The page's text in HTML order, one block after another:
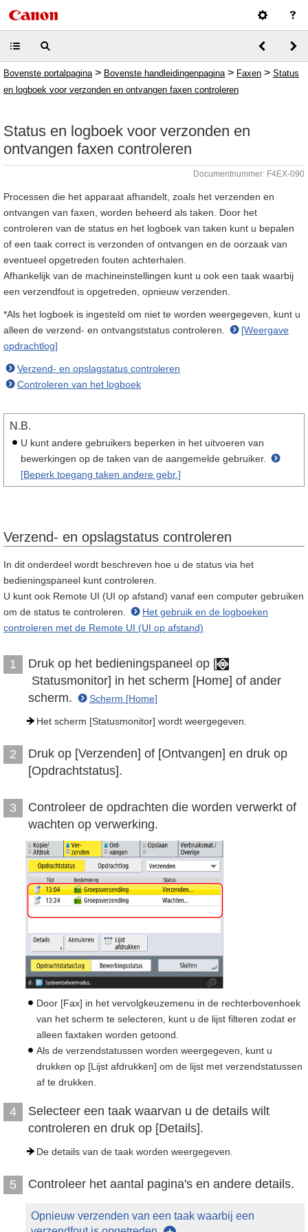
Bovenste portalpagina > Bovenste handleidingenpagina > Faxen > Status
en logboek voor verzonden en ontvangen faxen controleren
Status en logboek voor verzonden en
ontvangen faxen controleren
Documentnummer: F4EX-090
Processen die het apparaat afhandelt, zoals het verzenden en
ontvangen van faxen, worden beheerd als taken. Door het
controleren van de status en het logboek van taken kunt u bepalen
of een taak correct is verzonden of ontvangen en de oorzaak van
eventueel opgetreden fouten achterhalen.
Afhankelijk van de machineinstellingen kunt u ook een taak waarbij
een verzendfout is opgetreden, opnieuw verzenden.
*Als het logboek is ingesteld om niet te worden weergegeven, kunt u
alleen de verzend- en ontvangststatus controleren.
[Weergave
opdrachtlog]
Verzend- en opslagstatus controleren
Controleren van het logboek
N.B.
U kunt andere gebruikers beperken in het uitvoeren van
bewerkingen op de taken van de aangemelde gebruiker.
[Beperk toegang taken andere gebr.]
Verzend- en opslagstatus controleren
In dit onderdeel wordt beschreven hoe u de status via het
bedieningspaneel kunt controleren.
U kunt ook Remote UI (UI op afstand) vanaf een computer gebruiken
om de status te controleren.
Het gebruik en de logboeken
controleren met de Remote UI (UI op afstand)
1
Druk op het bedieningspaneel op [
Statusmonitor] in het scherm [Home] of ander
scherm.
Scherm [Home]
Het scherm [Statusmonitor] wordt weergegeven.
2
Druk op [Verzenden] of [Ontvangen] en druk op
[Opdrachtstatus].
3
Controleer de opdrachten die worden verwerkt of
wachten op verwerking.
Door [Fax] in het vervolgkeuzemenu in de rechterbovenhoek
van het scherm te selecteren, kunt u de lijst filteren zodat er
alleen faxtaken worden getoond.
Als de verzendstatussen worden weergegeven, kunt u
drukken op [Lijst afdrukken] om de lijst met verzendstatussen
af te drukken.
4
Selecteer een taak waarvan u de details wilt
controleren en druk op [Details].
De details van de taak worden weergegeven.
5 Controleer het aantal pagina's en andere details.
Opnieuw verzenden van een taak waarbij een